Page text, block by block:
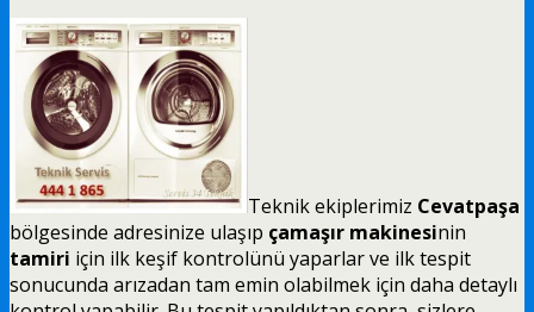
Teknik ekiplerimiz Cevatpaşa
bölgesinde adresinize ulaşıp çamaşır makinesinin
tamiri için ilk keşif kontrolünü yaparlar ve ilk tespit
sonucunda arızadan tam emin olabilmek için daha detaylı